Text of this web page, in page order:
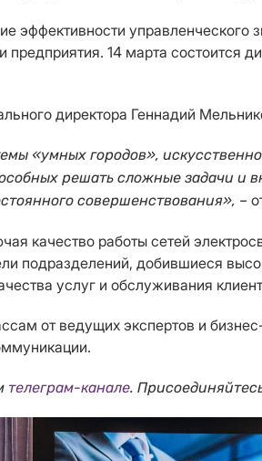
управленческого
предприятия. 14 марта
директора Геннадий
«умных городов»,
решать сложные задачи и
совершенствования», –
качество работы сетей
подразделений, добившиеся
услуг и обслуживания
от ведущих экспертов и
телеграм-канале.